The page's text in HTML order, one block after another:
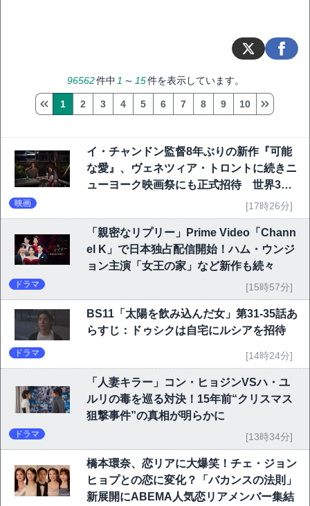
96562件中 1 ～ 15件を表示しています。
1 2 3 4 5 6 7 8 9 10
イ・チャンドン監督8年ぶりの新作『可能
な愛』、ヴェネツィア・トロントに続きニ
ューヨーク映画祭にも正式招待 世界3大
映画 [17時26分]
「親密なリプリー」Prime Video「Chann
el K」で日本独占配信開始！ハム・ウンジ
ョン主演「女王の家」など新作も続々
ドラマ [15時57分]
BS11「太陽を飲み込んだ女」第31-35話あ
らすじ：ドゥシクは自宅にルシアを招待
ドラマ [14時24分]
「人妻キラー」コン・ヒョジンVSハ・ユ
ルリの毒を巡る対決！15年前“クリスマス
狙撃事件”の真相が明らかに
ドラマ [13時34分]
橋本環奈、恋リアに大爆笑！チェ・ジョン
ヒョプとの恋に変化？「バカンスの法則」
新展開にABEMA人気恋リアメンバー集結